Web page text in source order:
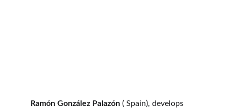
Ramón González Palazón ( Spain), develops